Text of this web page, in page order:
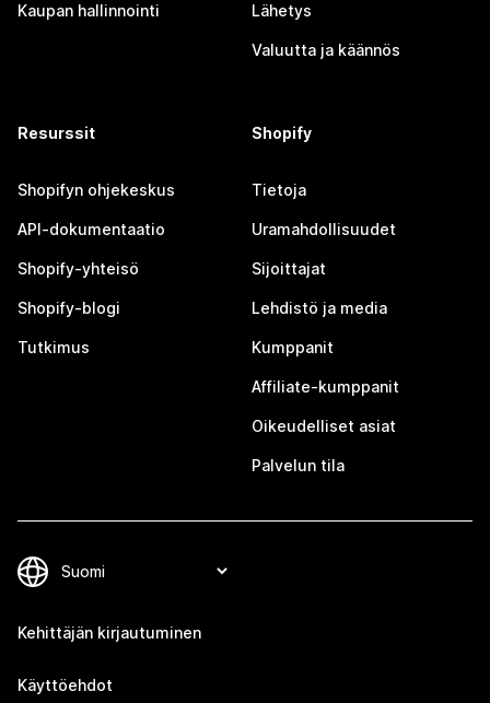
Kaupan hallinnointi Lähetys
Valuutta ja käännös
Resurssit
Shopifyn ohjekeskus
API-dokumentaatio
Shopify-yhteisö
Shopify-blogi
Tutkimus
Shopify
Tietoja
Uramahdollisuudet
Sijoittajat
Lehdistö ja media
Kumppanit
Affiliate-kumppanit
Oikeudelliset asiat
Palvelun tila
Kehittäjän kirjautuminen
Käyttöehdot